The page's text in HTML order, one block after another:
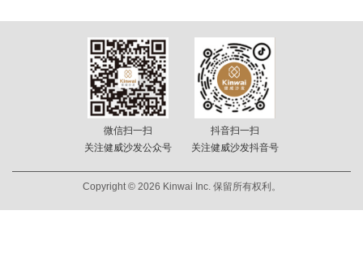
微信扫一扫
关注健威沙发公众号
抖音扫一扫
关注健威沙发抖音号
Copyright © 2026 Kinwai Inc. 保留所有权利。